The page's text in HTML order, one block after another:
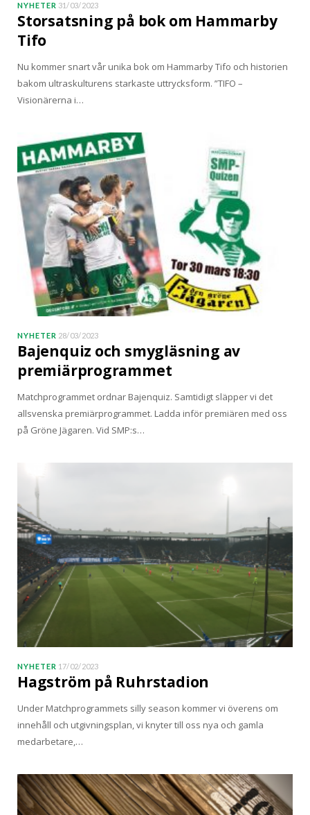
NYHETER 31/03/2023
Storsatsning på bok om Hammarby
Tifo
Nu kommer snart vår unika bok om Hammarby Tifo och historien
bakom ultraskulturens starkaste uttrycksform. ”TIFO –
Visionärerna i…
NYHETER 28/03/2023
Bajenquiz och smygläsning av
premiärprogrammet
Matchprogrammet ordnar Bajenquiz. Samtidigt släpper vi det
allsvenska premiärprogrammet. Ladda inför premiären med oss
på Gröne Jägaren. Vid SMP:s…
NYHETER 17/02/2023
Hagström på Ruhrstadion
Under Matchprogrammets silly season kommer vi överens om
innehåll och utgivningsplan, vi knyter till oss nya och gamla
medarbetare,…